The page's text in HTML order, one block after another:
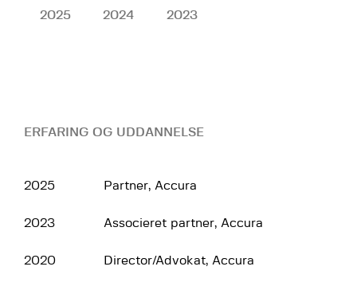
2025 2024 2023
ERFARING OG UDDANNELSE
2025 Partner, Accura
2023 Associeret partner, Accura
2020 Director/Advokat, Accura